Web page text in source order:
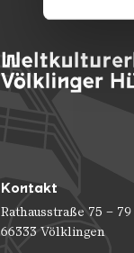
Kontakt
Rathausstraße 75 – 79
66333 Völklingen